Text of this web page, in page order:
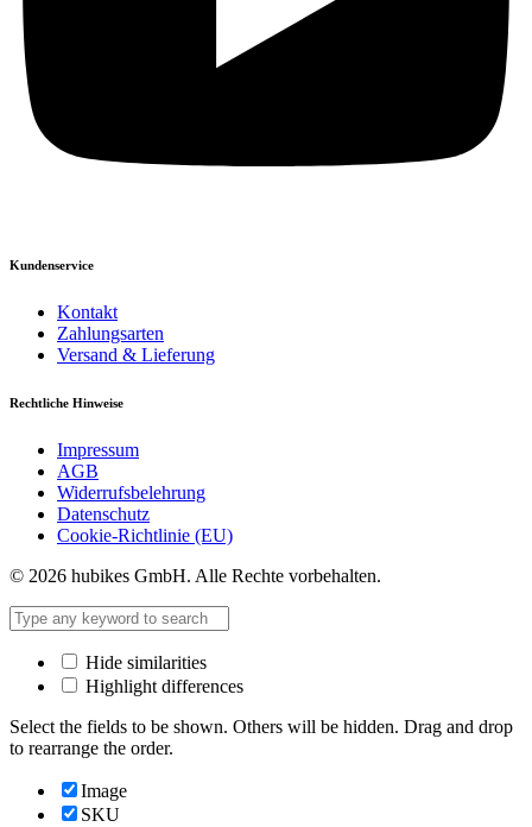
Kundenservice
Kontakt
Zahlungsarten
Versand & Lieferung
Rechtliche Hinweise
Impressum
AGB
Widerrufsbelehrung
Datenschutz
Cookie-Richtlinie (EU)
© 2026 hubikes GmbH. Alle Rechte vorbehalten.
Hide similarities
Highlight differences
Select the fields to be shown. Others will be hidden. Drag and drop
to rearrange the order.
Image
SKU